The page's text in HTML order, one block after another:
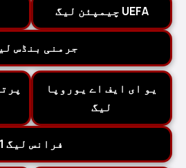
UEFA چیمپئن لیگ
جرمنی بنڈس
یو ای ایف اے یوروپا
لیگ
فرانس لیگ 1